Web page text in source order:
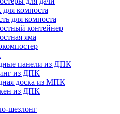
компоста
для компоста
контейнер
яма
панели из ДПК
из ДПК
доска из МПК
из ДПК
шезлонг